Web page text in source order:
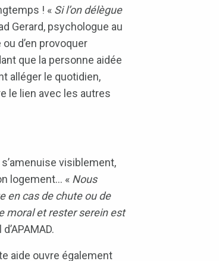
! « Si l’on délègue
Gerard, psychologue au
d’en provoquer
que la personne aidée
alléger le quotidien,
le lien avec les autres
visiblement,
logement… « Nous
en cas de chute ou de
moral et rester serein est
aide ouvre également